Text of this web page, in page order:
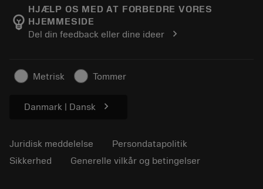
Spor din ordre
Lav et tilbud
Manufacturing Wellness
Karriere
Bæredygtig virksomhed
Til pressen
emoji_objects
HJÆLP OS MED AT FORBEDRE VORES
HJEMMESIDE
Del din feedback eller dine ideer
chevron_right
Metrisk Tommer
Danmark | Dansk chevron_right
Juridisk meddelelse
Persondatapolitik
Sikkerhed
Generelle vilkår og betingelser